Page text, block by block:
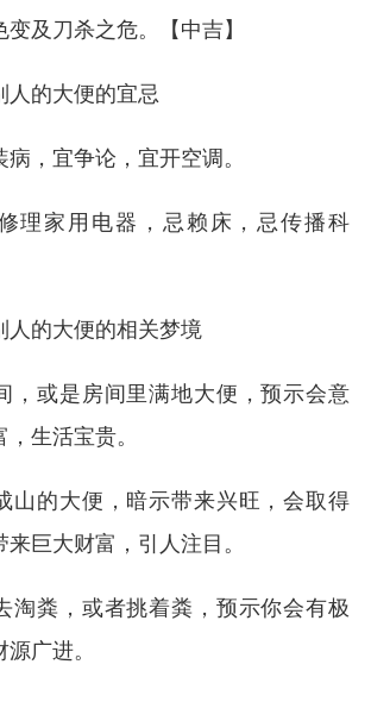
及刀杀之危。【中吉】
人的大便的宜忌
病，宜争论，宜开空调。
修理家用电器，忌赖床，忌传播科
人的大便的相关梦境
，或是房间里满地大便，预示会意
生活宝贵。
山的大便，暗示带来兴旺，会取得
巨大财富，引人注目。
淘粪，或者挑着粪，预示你会有极
广进。